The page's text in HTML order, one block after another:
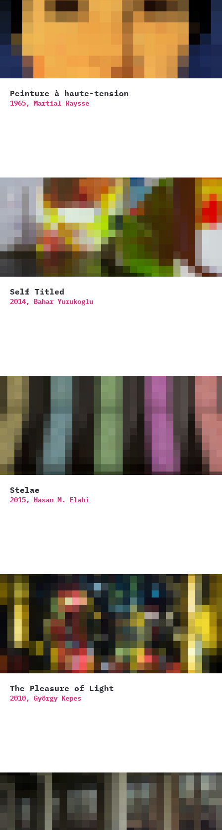
Peinture à haute-tension
1965, Martial Raysse
Self Titled
2014, Bahar Yurukoglu
Stelae
2015, Hasan M. Elahi
The Pleasure of Light
2010, György Kepes